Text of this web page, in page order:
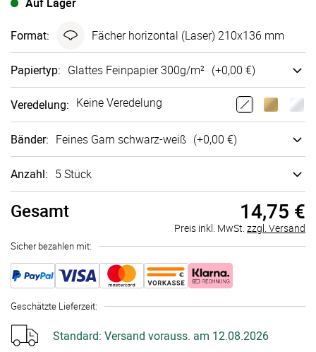
Format: Fächer horizontal (Laser) 210x136 mm
Papiertyp: Glattes Fein­papier 300g/m² (+0,00 €)
Veredelung: Keine Veredelung
Bänder: Feines Garn schwarz-weiß (+0,00 €)
Anzahl: 5 Stück
Gesamt 14,75 €
Preis inkl. MwSt. zzgl. Versand
Sicher bezahlen mit:
Geschätzte Lieferzeit:
Standard: Versand vorauss. am 12.08.2026